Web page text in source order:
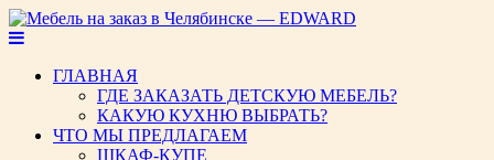
Мебель на заказ в
ГЛАВНАЯ
ГДЕ ЗАКАЗАТЬ ДЕТСКУЮ МЕБЕЛЬ?
КАКУЮ КУХНЮ ВЫБРАТЬ?
ЧТО МЫ ПРЕДЛАГАЕМ
ШКАФ-КУПЕ